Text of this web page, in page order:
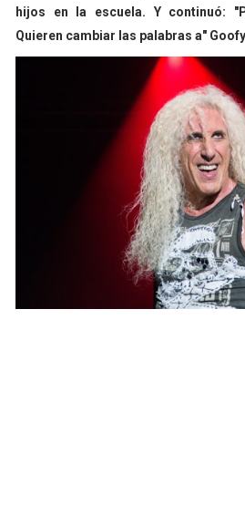
hijos en la escuela. Y continuó:
Quieren cambiar las palabras a"